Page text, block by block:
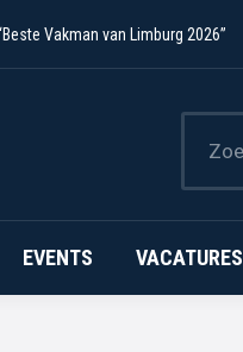
Vakman van Limburg 2026”
EVENTS VACATURES
CATALOGUSSEN